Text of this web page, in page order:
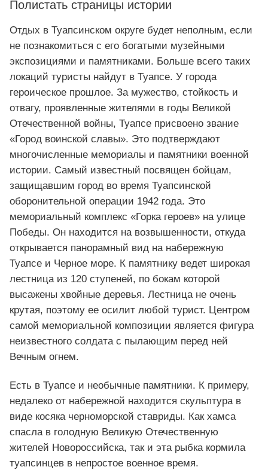
Полистать страницы истории
Отдых в Туапсинском округе будет неполным, если
не познакомиться с его богатыми музейными
экспозициями и памятниками. Больше всего таких
локаций туристы найдут в Туапсе. У города
героическое прошлое. За мужество, стойкость и
отвагу, проявленные жителями в годы Великой
Отечественной войны, Туапсе присвоено звание
«Город воинской славы». Это подтверждают
многочисленные мемориалы и памятники военной
истории. Самый известный посвящен бойцам,
защищавшим город во время Туапсинской
оборонительной операции 1942 года. Это
мемориальный комплекс «Горка героев» на улице
Победы. Он находится на возвышенности, откуда
открывается панорамный вид на набережную
Туапсе и Черное море. К памятнику ведет широкая
лестница из 120 ступеней, по бокам которой
высажены хвойные деревья. Лестница не очень
крутая, поэтому ее осилит любой турист. Центром
самой мемориальной композиции является фигура
неизвестного солдата с пылающим перед ней
Вечным огнем.
Есть в Туапсе и необычные памятники. К примеру,
недалеко от набережной находится скульптура в
виде косяка черноморской ставриды. Как хамса
спасла в голодную Великую Отечественную
жителей Новороссийска, так и эта рыбка кормила
туапсинцев в непростое военное время.